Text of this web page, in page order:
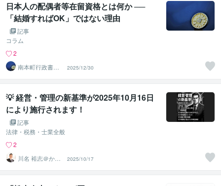
日本人の配偶者等在留資格とは何か ──
「結婚すればOK」ではない理由
記事
コラム
2
南本町行政書士
事務所
2025/12/30
💡 経営・管理の新基準が2025年10月16日
により施行されます！
記事
法律・税務・士業全般
2
川名 裕志＠かわ
な行政書士事務
所
2025/10/17